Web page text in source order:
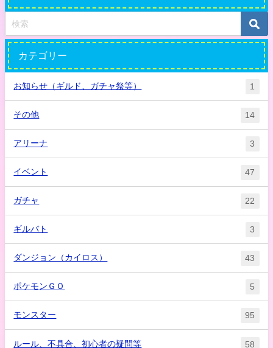
カテゴリー
お知らせ（ギルド、ガチャ祭等） 1
その他 14
アリーナ 3
イベント 47
ガチャ 22
ギルバト 3
ダンジョン（カイロス） 43
ポケモンＧＯ 5
モンスター 95
ルール、不具合、初心者の疑問等 58